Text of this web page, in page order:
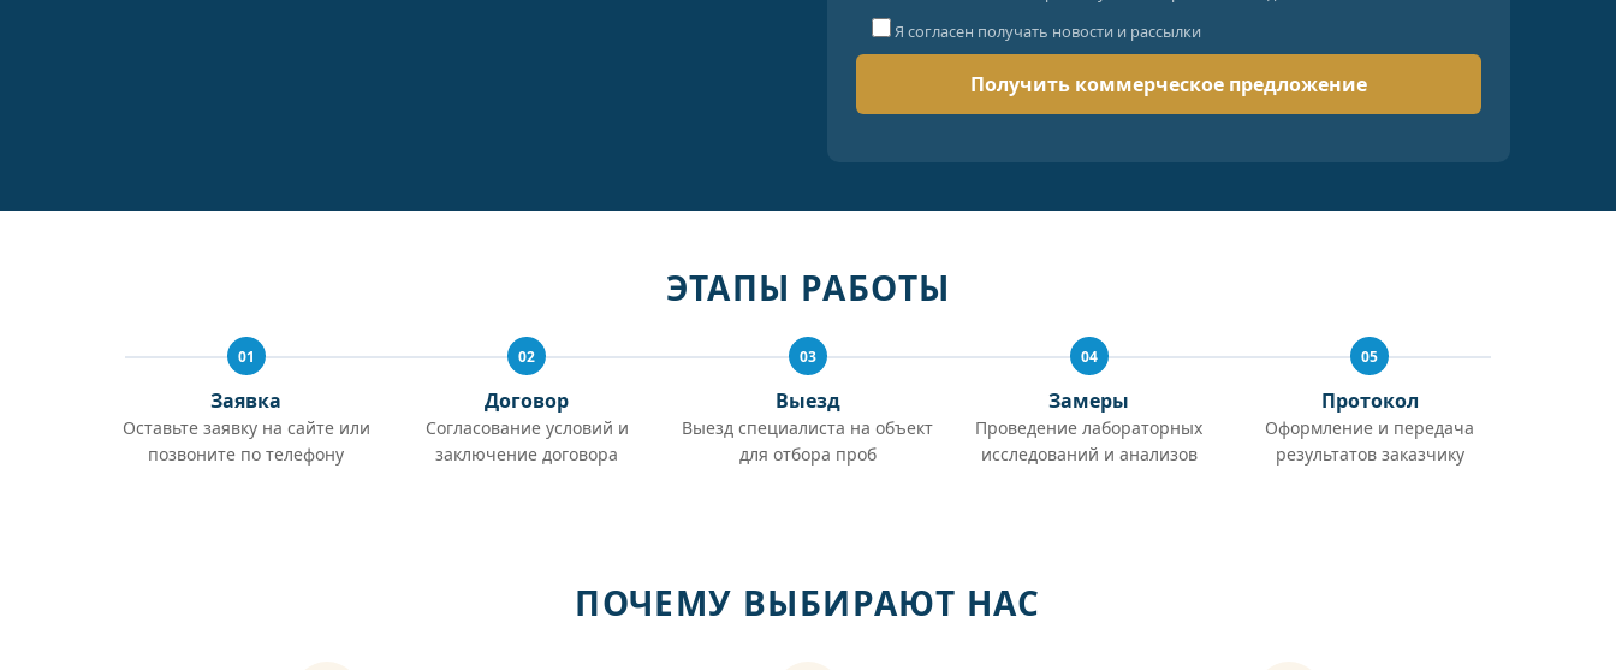
Я согласен получать новости и рассылки
ЭТАПЫ РАБОТЫ
01
Заявка
Оставьте заявку на сайте или
позвоните по телефону
02
Договор
Согласование условий и
заключение договора
03
Выезд
Выезд специалиста на объект
для отбора проб
04
Замеры
Проведение лабораторных
исследований и анализов
05
Протокол
Оформление и передача
результатов заказчику
ПОЧЕМУ ВЫБИРАЮТ НАС